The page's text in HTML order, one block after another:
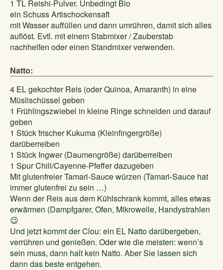
1 TL Reishi-Pulver. Unbedingt Bio
ein Schuss Artischockensaft
mit Wasser auffüllen und dann umrühren, damit sich alles
auflöst. Evtl. mit einem Stabmixer / Zauberstab
nachhelfen oder einen Standmixer verwenden.
Natto:
4 EL gekochter Reis (oder Quinoa, Amaranth) in eine
Müslischüssel geben
1 Frühlingszwiebel in kleine Ringe schneiden und darauf
geben
1 Stück frischer Kukuma (Kleinfingergröße)
darüberreiben
1 Stück Ingwer (Daumengröße) darüberreiben
1 Spur Chili/Cayenne-Pfeffer dazugeben
Mit glutenfreier Tamari-Sauce würzen (Tamari-Sauce hat
immer glutenfrei zu sein …)
Wenn der Reis aus dem Kühlschrank kommt, alles etwas
erwärmen (Dampfgarer, Ofen, Mikrowelle, Handystrahlen
😉
Und jetzt kommt der Clou: ein EL Natto darübergeben,
verrühren und genießen. Oder wie die meisten: wenn’s
sein muss, dann halt kein Natto. Aber Sie lassen sich
dann das beste entgehen.